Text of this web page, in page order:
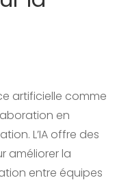
artificielle comme
en
L’IA offre des
améliorer la
entre équipes